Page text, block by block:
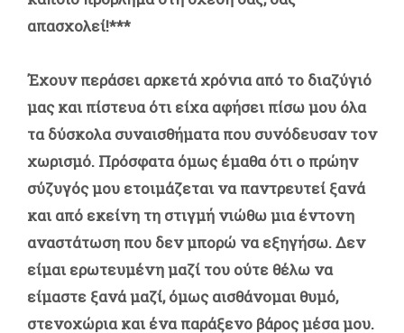
απασχολεί!***
Έχουν περάσει αρκετά χρόνια από το διαζύγιό
μας και πίστευα ότι είχα αφήσει πίσω μου όλα
τα δύσκολα συναισθήματα που συνόδευσαν τον
χωρισμό. Πρόσφατα όμως έμαθα ότι ο πρώην
σύζυγός μου ετοιμάζεται να παντρευτεί ξανά
και από εκείνη τη στιγμή νιώθω μια έντονη
αναστάτωση που δεν μπορώ να εξηγήσω. Δεν
είμαι ερωτευμένη μαζί του ούτε θέλω να
είμαστε ξανά μαζί, όμως αισθάνομαι θυμό,
στενοχώρια και ένα παράξενο βάρος μέσα μου.